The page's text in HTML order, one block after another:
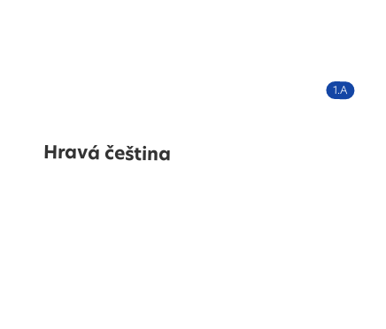
1.A
Hravá čeština